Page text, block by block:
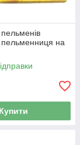
пельменниця на
Купити